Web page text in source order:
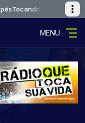
Tocando agora: Canção e
MENU